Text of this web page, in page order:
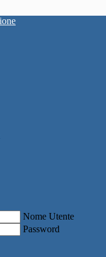
Nome Utente
Password